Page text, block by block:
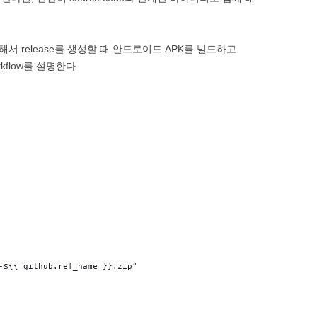
서 release를 생성할 때 안드로이드 APK를 빌드하고
를 설명한다.
github.ref_name }}.zip"